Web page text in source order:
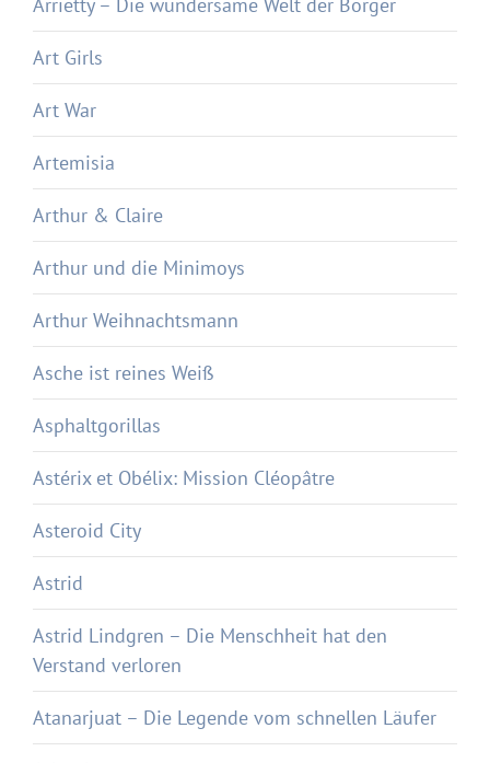
Arrietty – Die wundersame Welt der Borger
Art Girls
Art War
Artemisia
Arthur & Claire
Arthur und die Minimoys
Arthur Weihnachtsmann
Asche ist reines Weiß
Asphaltgorillas
Astérix et Obélix: Mission Cléopâtre
Asteroid City
Astrid
Astrid Lindgren – Die Menschheit hat den
Verstand verloren
Atanarjuat – Die Legende vom schnellen Läufer